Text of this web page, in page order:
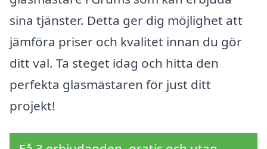
sina tjänster. Detta ger dig möjlighet att
jämföra priser och kvalitet innan du gör
ditt val. Ta steget idag och hitta den
perfekta glasmästaren för just ditt
projekt!